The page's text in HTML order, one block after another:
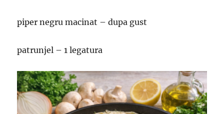
piper negru macinat – dupa gust
patrunjel – 1 legatura